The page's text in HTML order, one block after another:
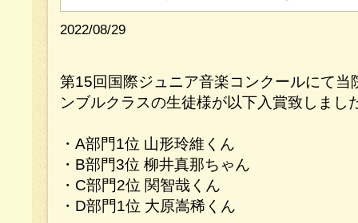
2022/08/29
第15回国際ジュニア音楽コンクールにて当
ンブルクラスの生徒様が以下入賞致しまし
・A部門1位 山形玲維くん
・B部門3位 柳井真那ちゃん
・C部門2位 関智哉くん
・D部門1位 大原嵩稀くん